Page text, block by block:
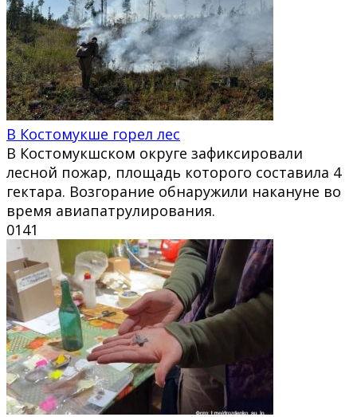
В Костомукше горел лес
В Костомукшском округе зафиксировали
лесной пожар, площадь которого составила 4
гектара. Возгорание обнаружили накануне во
время авиапатрулирования.
0141